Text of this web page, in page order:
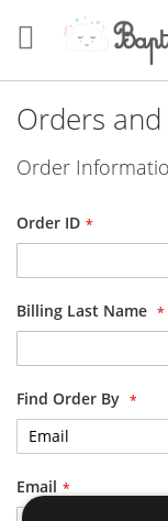
to
Content
Orders
Order
Order ID
Billing Last Name
Find Order By
Email